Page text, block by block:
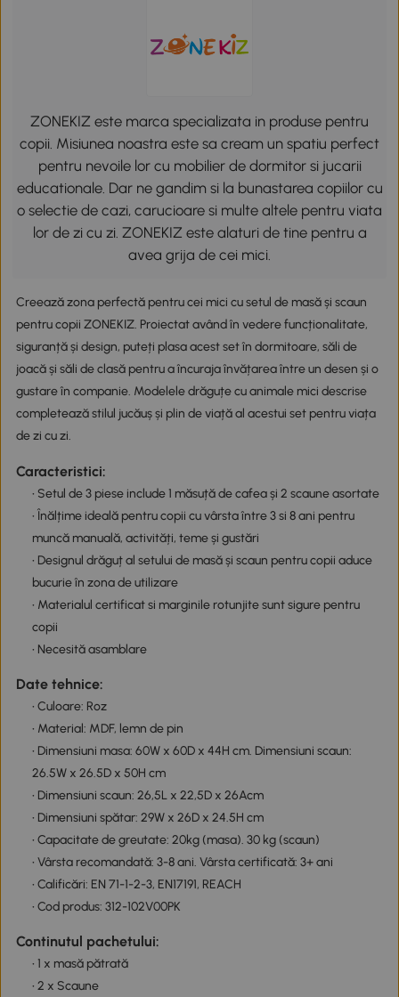
ZONEKIZ este marca specializata in produse pentru
copii. Misiunea noastra este sa cream un spatiu perfect
pentru nevoile lor cu mobilier de dormitor si jucarii
educationale. Dar ne gandim si la bunastarea copiilor cu
o selectie de cazi, carucioare si multe altele pentru viata
lor de zi cu zi. ZONEKIZ este alaturi de tine pentru a
avea grija de cei mici.
Creează zona perfectă pentru cei mici cu setul de masă și scaun
pentru copii ZONEKIZ. Proiectat având în vedere funcționalitate,
siguranță și design, puteți plasa acest set în dormitoare, săli de
joacă și săli de clasă pentru a încuraja învățarea între un desen și o
gustare în companie. Modelele drăguțe cu animale mici descrise
completează stilul jucăuș și plin de viață al acestui set pentru viața
de zi cu zi.
Caracteristici:
• Setul de 3 piese include 1 măsuță de cafea și 2 scaune asortate
• Înălțime ideală pentru copii cu vârsta între 3 si 8 ani pentru
muncă manuală, activități, teme și gustări
• Designul drăguț al setului de masă și scaun pentru copii aduce
bucurie în zona de utilizare
• Materialul certificat si marginile rotunjite sunt sigure pentru
copii
• Necesită asamblare
Date tehnice:
• Culoare: Roz
• Material: MDF, lemn de pin
• Dimensiuni masa: 60W x 60D x 44H cm. Dimensiuni scaun:
26.5W x 26.5D x 50H cm
• Dimensiuni scaun: 26,5L x 22,5D x 26Acm
• Dimensiuni spătar: 29W x 26D x 24.5H cm
• Capacitate de greutate: 20kg (masa). 30 kg (scaun)
• Vârsta recomandată: 3-8 ani. Vârsta certificată: 3+ ani
• Calificări: EN 71-1-2-3, EN17191, REACH
• Cod produs: 312-102V00PK
Continutul pachetului:
• 1 x masă pătrată
• 2 x Scaune